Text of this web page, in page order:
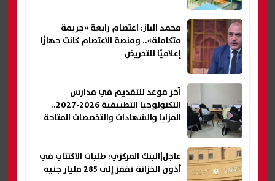
محمد الباز: اعتصام رابعة «جريمة
متكاملة».. ومنصة الاعتصام كانت جهازًا
إعلاميًا للتحريض
آخر موعد للتقديم في مدارس
التكنولوجيا التطبيقية 2026-2027..
المزايا والشهادات والتخصصات المتاحة
عاجل|البنك المركزي: طلبات الاكتتاب في
أذون الخزانة تقفز إلى 285 مليار جنيه